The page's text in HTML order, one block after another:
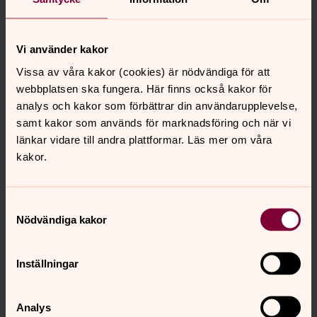
Vi använder kakor
Vissa av våra kakor (cookies) är nödvändiga för att
webbplatsen ska fungera. Här finns också kakor för
analys och kakor som förbättrar din användarupplevelse,
samt kakor som används för marknadsföring och när vi
länkar vidare till andra plattformar. Läs mer om våra
kakor.
Nödvändiga kakor
Inställningar
Analys
nuvarande placering fick den 1940 då den sänktes ett
steg och placerades närmare väggen.
Dopfunten tillkom 1918 och är tillverkad av kalksten från
Ignaberga Kalkstensbruk. Figurerna är modellerade av
Ninnan Santesson.
Takkronorna som hänger över läktarbariären är från 1941
tillverkade av E Johansson Gelbgjuteri, Skara.
Textilierna tillkom 1970 och är tillverkade av textil-
Tre ikoner
Denna ikon är handgjord av ikonmålare Katriina Fyrlund